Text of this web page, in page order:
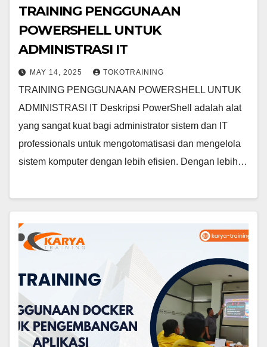
TRAINING PENGGUNAAN
POWERSHELL UNTUK
ADMINISTRASI IT
MAY 14, 2025 TOKOTRAINING
TRAINING PENGGUNAAN POWERSHELL UNTUK
ADMINISTRASI IT Deskripsi PowerShell adalah alat
yang sangat kuat bagi administrator sistem dan IT
professionals untuk mengotomatisasi dan mengelola
sistem komputer dengan lebih efisien. Dengan lebih…